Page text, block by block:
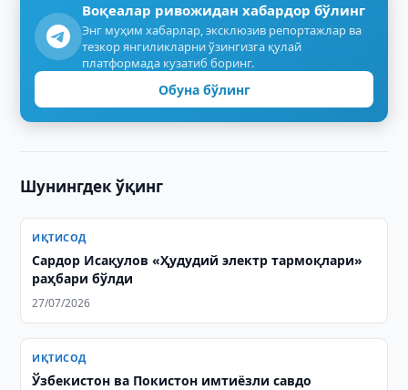
Воқеалар ривожидан хабардор бўлинг
Энг муҳим хабарлар, эксклюзив репортажлар ва
тезкор янгиликларни ўзингизга қулай
платформада кузатиб боринг.
Обуна бўлинг
Шунингдек ўқинг
ИҚТИСОД
Сардор Исақулов «Ҳудудий электр тармоқлари»
раҳбари бўлди
27/07/2026
ИҚТИСОД
Ўзбекистон ва Покистон имтиёзли савдо